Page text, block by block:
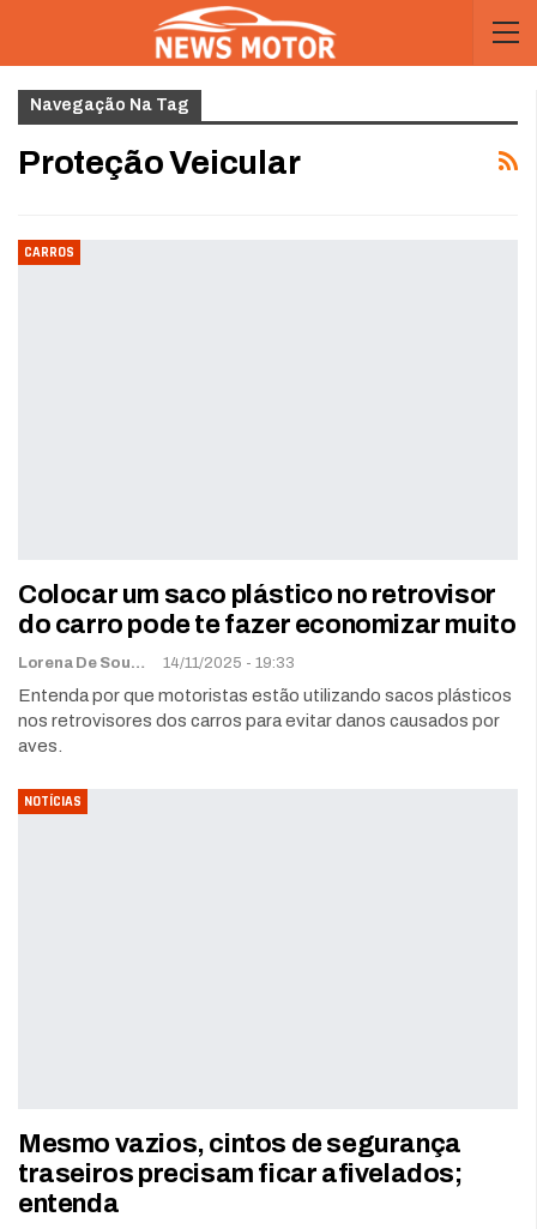
Navegação Na Tag
Proteção Veicular
CARROS
Colocar um saco plástico no retrovisor
do carro pode te fazer economizar muito
Lorena De Sousa 14/11/2025 - 19:33
Entenda por que motoristas estão utilizando sacos plásticos
nos retrovisores dos carros para evitar danos causados por
aves.
NOTÍCIAS
Mesmo vazios, cintos de segurança
traseiros precisam ficar afivelados;
entenda